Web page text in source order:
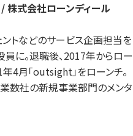
式会社ローンディール
ントなどのサービス企画担当を
員に。退職後、2017年からロー
4月「outsight」をローンチ。
数社の新規事業部門のメンタ